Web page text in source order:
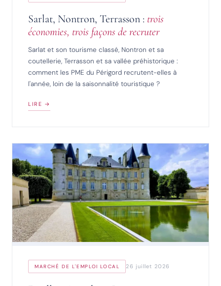
Sarlat, Nontron, Terrasson : trois
économies, trois façons de recruter
Sarlat et son tourisme classé, Nontron et sa
coutellerie, Terrasson et sa vallée préhistorique :
comment les PME du Périgord recrutent-elles à
l'année, loin de la saisonnalité touristique ?
LIRE →
MARCHÉ DE L'EMPLOI LOCAL 26 juillet 2026